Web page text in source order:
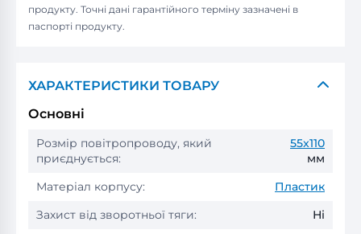
продукту. Точні дані гарантійного терміну зазначені в
паспорті продукту.
ХАРАКТЕРИСТИКИ ТОВАРУ
Основні
Розмір повітропроводу, який
приєднується:
55x110
мм
Матеріал корпусу:
Пластик
Захист від зворотньої тяги:
Ні